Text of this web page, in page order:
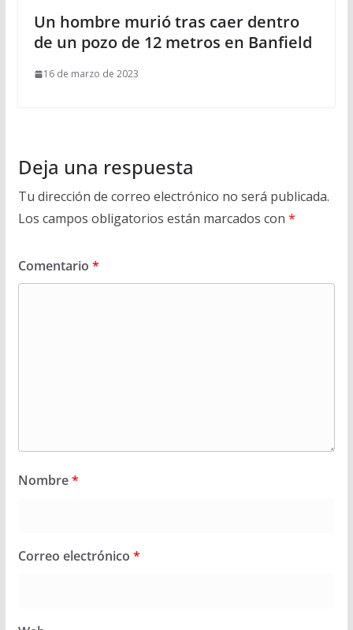
Un hombre murió tras caer dentro
de un pozo de 12 metros en Banfield
16 de marzo de 2023
Deja una respuesta
Tu dirección de correo electrónico no será publicada.
Los campos obligatorios están marcados con *
Comentario *
Nombre*
Correo electrónico *